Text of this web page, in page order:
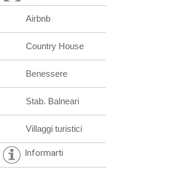
Airbnb
Country House
Benessere
Stab. Balneari
Villaggi turistici
Informarti